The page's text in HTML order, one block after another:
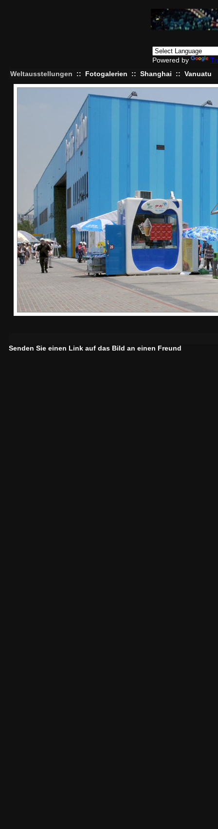
Powered by
Weltausstellungen
:: Fotogalerien :: Shanghai :: Vanuatu
Senden Sie einen Link auf das Bild an einen Freund